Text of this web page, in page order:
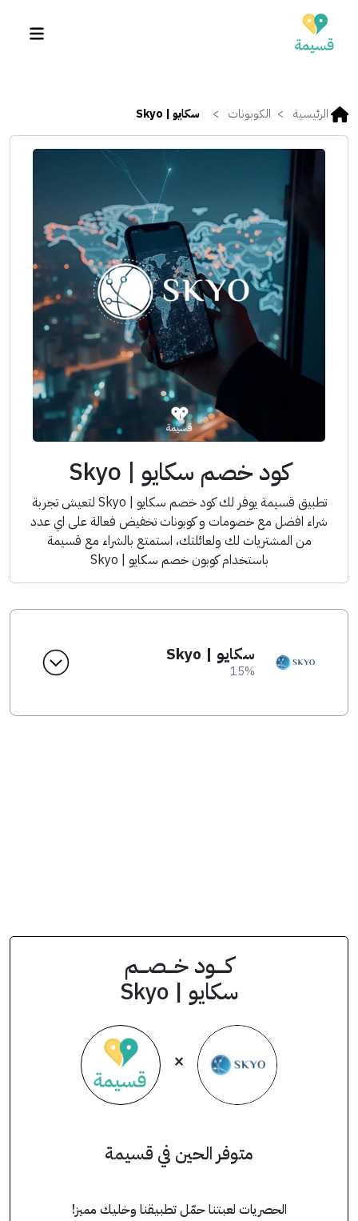
الرئيسية الكوبونات سكايو | Skyo
كود خصم سكايو | Skyo
تطبيق قسيمة يوفر لك كود خصم سكايو | Skyo لتعيش تجربة
شراء افضل مع خصومات و كوبونات تخفيض فعالة على اي عدد
من المشتريات لك ولعائلتك، استمتع بالشراء مع قسيمة
باستخدام كوبون خصم سكايو | Skyo
سكايو | Skyo
15%
كــــود خـــصـــم
سكايو | Skyo
×
متوفر الحين في قسيمة
الحصريات لعبتنا حمّل تطبيقنا وخليك مميز!